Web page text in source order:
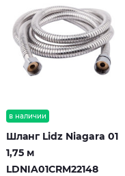
в наличии
Шланг Lidz Niagara 01
1,75 м
LDNIA01CRM22148